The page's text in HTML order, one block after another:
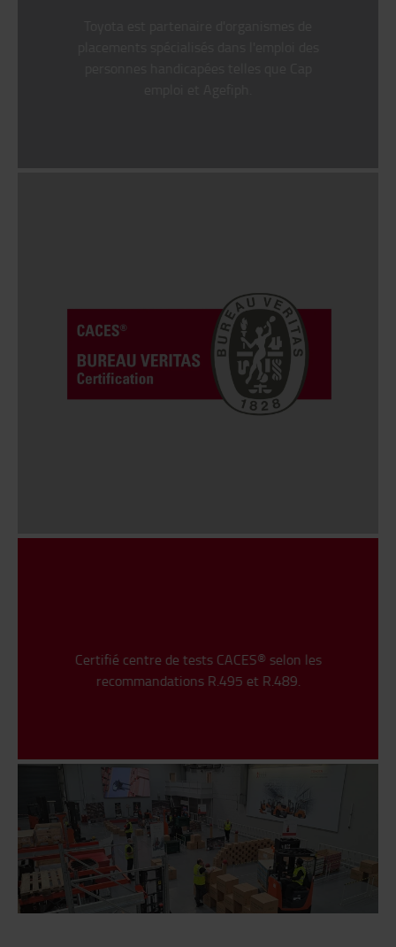
Certifié centre de tests CACES® selon les
recommandations R.495 et R.489.